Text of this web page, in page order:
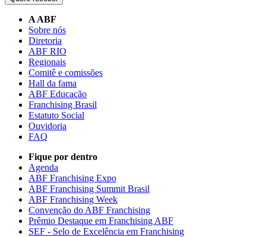
A ABF
Sobre nós
Diretoria
ABF RIO
Regionais
Comitê e comissões
Hall da fama
ABF Educação
Franchising Brasil
Estatuto Social
Ouvidoria
FAQ
Fique por dentro
Agenda
ABF Franchising Expo
ABF Franchising Summit Brasil
ABF Franchising Week
Convenção do ABF Franchising
Prêmio Destaque em Franchising ABF
SEF - Selo de Excelência em Franchising